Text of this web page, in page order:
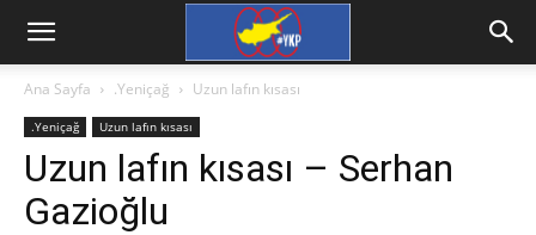
Ana Sayfa .Yeniçağ Uzun lafın kısası
.Yeniçağ Uzun lafın kısası
Uzun lafın kısası – Serhan
Gazioğlu